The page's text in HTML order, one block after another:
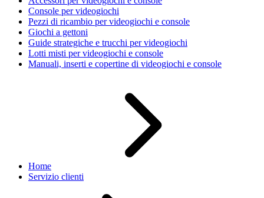
Console per videogiochi
Pezzi di ricambio per videogiochi e console
Giochi a gettoni
Guide strategiche e trucchi per videogiochi
Lotti misti per videogiochi e console
Manuali, inserti e copertine di videogiochi e console
Home
Servizio clienti